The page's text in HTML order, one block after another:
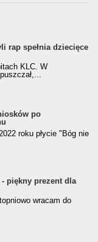
rap spełnia dziecięce
KLC. W
po
roku płycie "Bóg nie
piękny prezent dla
wracam do